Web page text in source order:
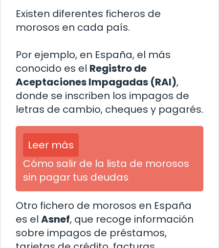
Existen diferentes ficheros de
morosos en cada país.
Por ejemplo, en España, el más
conocido es el Registro de
Aceptaciones Impagadas (RAI),
donde se inscriben los impagos de
letras de cambio, cheques y pagarés.
Leer más
Cómo salir de la lista de morosos
sin pagar tus deudas
Otro fichero de morosos en España
es el Asnef, que recoge información
sobre impagos de préstamos,